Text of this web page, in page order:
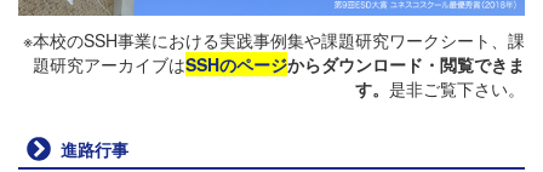
※本校のSSH事業における実践事例集や課題研究ワークシート、課
題研究アーカイブはSSHのページからダウンロード・閲覧できま
す。 是非ご覧下さい。
進路行事